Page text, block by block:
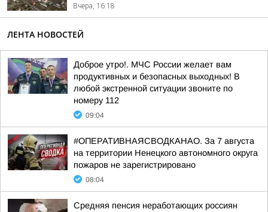
Вчера, 16:18
ЛЕНТА НОВОСТЕЙ
Доброе утро!. МЧС России желает вам
продуктивных и безопасных выходных! В
любой экстренной ситуации звоните по
номеру 112
09:04
#ОПЕРАТИВНАЯСВОДКАНАО. За 7 августа
на территории Ненецкого автономного округа
пожаров не зарегистрировано
08:04
Средняя пенсия неработающих россиян